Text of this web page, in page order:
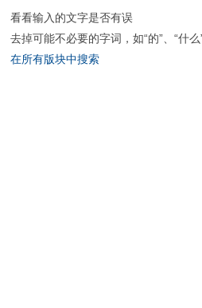
看看输入的文字是否有误
去掉可能不必要的字词，如“的”、“什么
在所有版块中搜索